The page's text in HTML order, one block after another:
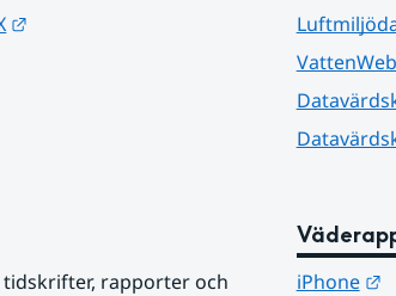
rapporter och
iPhone